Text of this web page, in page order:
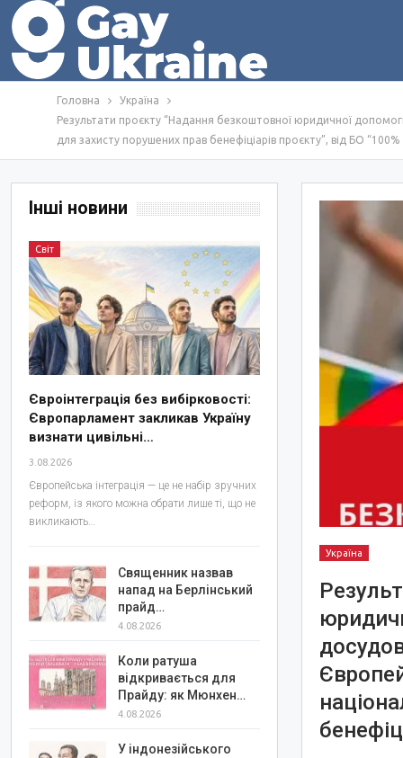
Головна
Україна
Результати проєкту “Надання безкоштовної юридичної
для захисту порушених прав бенефіціарів проєкту”, від БО
Україна
Інші новини
Світ
Євроінтеграція без вибірковості:
Європарламент закликав Україну
визнати цивільні…
3.08.2026
Європейська інтеграція — це не набір зручних
реформ, із якого можна обрати лише ті, що не
викликають…
Священник назвав
напад на Берлінський
прайд…
4.08.2026
Коли ратуша
відкривається для
Прайду: як Мюнхен…
4.08.2026
У індонезійського